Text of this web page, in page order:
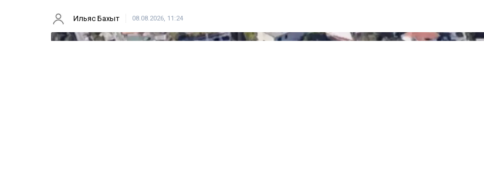
Ильяс Бахыт 08.08.2026, 11:24